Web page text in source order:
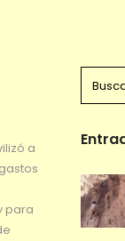
a
para